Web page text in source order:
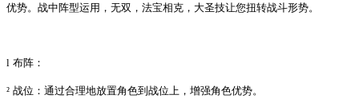
优势。战中阵型运用，无双，法宝相克，大圣技让您扭转战斗形势。
l 布阵：
² 战位：通过合理地放置角色到战位上，增强角色优势。